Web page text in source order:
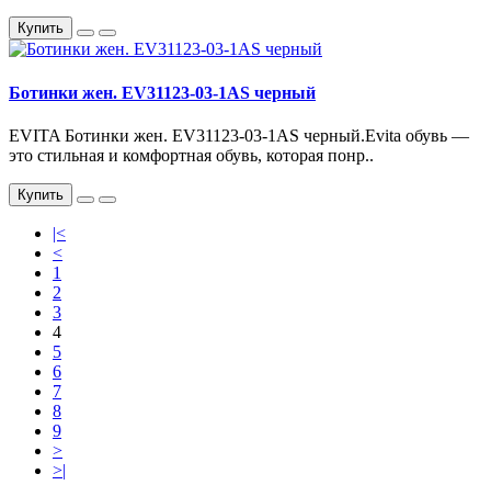
Купить
Ботинки жен. EV31123-03-1AS черный
EVITA Ботинки жен. EV31123-03-1AS черный.Evita обувь —
это стильная и комфортная обувь, которая понр..
Купить
|<
<
1
2
3
4
5
6
7
8
9
>
>|